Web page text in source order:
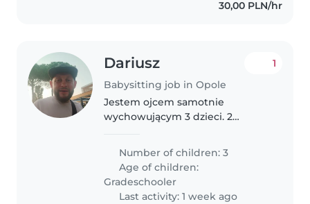
30,00 PLN/hr
Dariusz
Babysitting job in Opole
1
Jestem ojcem samotnie
wychowującym 3 dzieci. 2
dziewczynki (4lata)
Number of children: 3
Age of children:
Gradeschooler
Last activity: 1 week ago